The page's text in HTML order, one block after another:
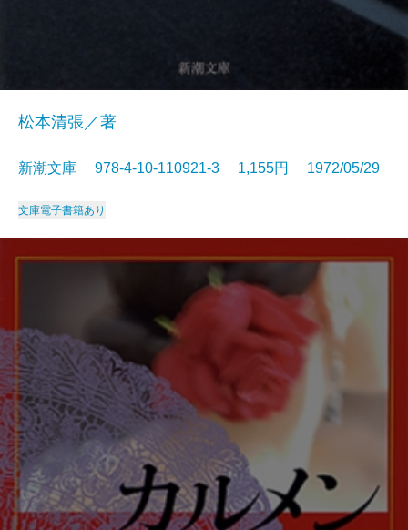
松本清張／著
新潮文庫 978-4-10-110921-3 1,155円 1972/05/29
文庫電子書籍あり